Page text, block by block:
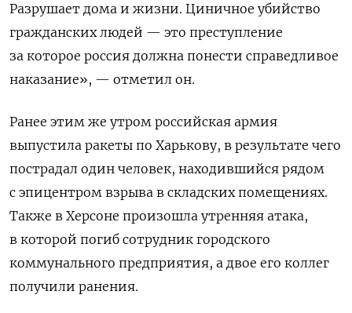
Разрушает дома и жизни. Циничное убийство
гражданских людей — это преступление
за которое россия должна понести справедливое
наказание», — отметил он.
Ранее этим же утром российская армия
выпустила ракеты по Харькову, в результате чего
пострадал один человек, находившийся рядом
с эпицентром взрыва в складских помещениях.
Также в Херсоне произошла утренняя атака,
в которой погиб сотрудник городского
коммунального предприятия, а двое его коллег
получили ранения.